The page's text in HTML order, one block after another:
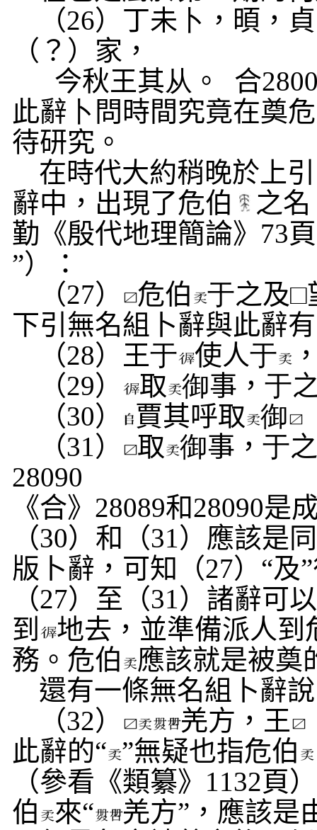
（26）丁未 卜 ，暊，
（？）家，
今秋王其从 。 合
此辭 卜 問時間究竟在奠
待研究。
在時代大約稍晚於上
辭中，出現了危伯
之
勤《殷代地理簡論》 73
”）：
（27） 危伯 于之及□
下引無名組卜辭與此辭
（28）王于 使人于
（29） 取 御事，于
（30） 賈其呼取 御
（31） 取 御事，于
28090
《合》 28089和28090是
（30）和（31）應該是
版卜辭，可知（27）“及
（27）至（31）諸辭可
到
地去，並準備派人到
務。危伯
應該就是被奠
還有一條無名組卜辭
（32）
羌方，王
此辭的“ ”無疑也指危伯
（參看《類纂》 1132頁
伯
來“
羌方”，應該是